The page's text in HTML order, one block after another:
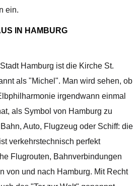
ein.
IN HAMBURG
Hamburg ist die Kirche St.
als "Michel". Man wird sehen, ob
irgendwann einmal
als Symbol von Hamburg zu
Auto, Flugzeug oder Schiff: die
verkehrstechnisch perfekt
Flugrouten, Bahnverbindungen
von und nach Hamburg. Mit Recht